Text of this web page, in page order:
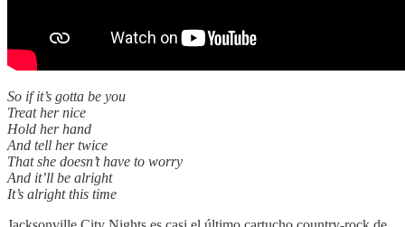
So if it’s gotta be you
Treat her nice
Hold her hand
And tell her twice
That she doesn’t have to worry
And it’ll be alright
It’s alright this time